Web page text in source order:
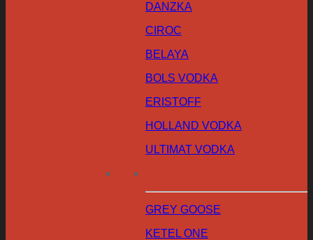
DANZKA
CIROC
BELAYA
BOLS VODKA
ERISTOFF
HOLLAND VODKA
ULTIMAT VODKA
GREY GOOSE
KETEL ONE